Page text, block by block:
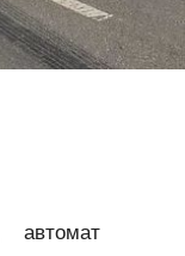
автомат